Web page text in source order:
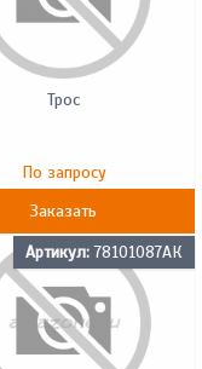
Трос
По запросу
Заказать
Артикул:78101087АК